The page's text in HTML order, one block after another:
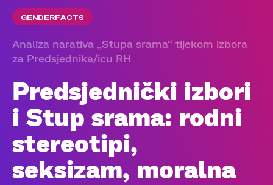
GENDERFACTS
Analiza narativa „Stupa srama“ tijekom izbora
za Predsjednika/icu RH
Predsjednički izbori
i Stup srama: rodni
stereotipi,
seksizam, moralna